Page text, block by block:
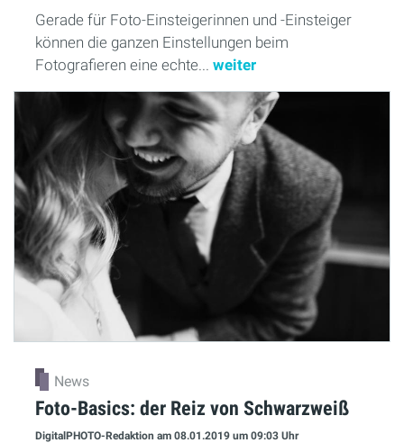
Gerade für Foto-Einsteigerinnen und -Einsteiger
können die ganzen Einstellungen beim
Fotografieren eine echte... weiter
News
Foto-Basics: der Reiz von Schwarzweiß
DigitalPHOTO-Redaktion am 08.01.2019 um 09:03 Uhr